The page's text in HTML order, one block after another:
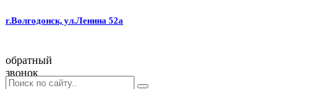
г.Волгодонск, ул.Ленина 52а
обратный
звонок